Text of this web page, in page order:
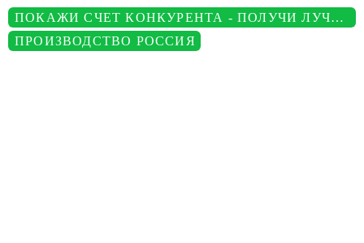
ПОКАЖИ СЧЕТ КОНКУРЕНТА - ПОЛУЧИ ЛУЧШУЮ ЦЕНУ
ПРОИЗВОДСТВО РОССИЯ